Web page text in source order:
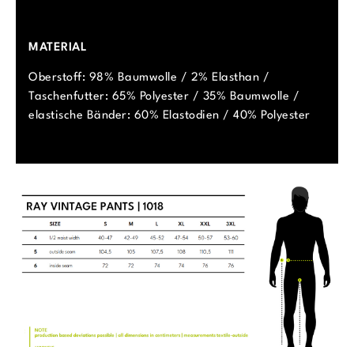
MATERIAL
Oberstoff: 98% Baumwolle / 2% Elasthan /
Taschenfutter: 65% Polyester / 35% Baumwolle /
elastische Bänder: 60% Elastodien / 40% Polyester